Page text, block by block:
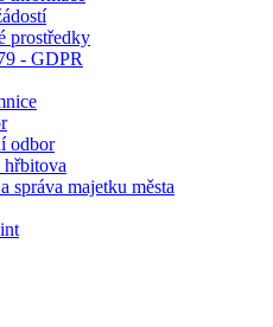
prostředky
- GDPR
odbor
hřbitova
správa majetku města